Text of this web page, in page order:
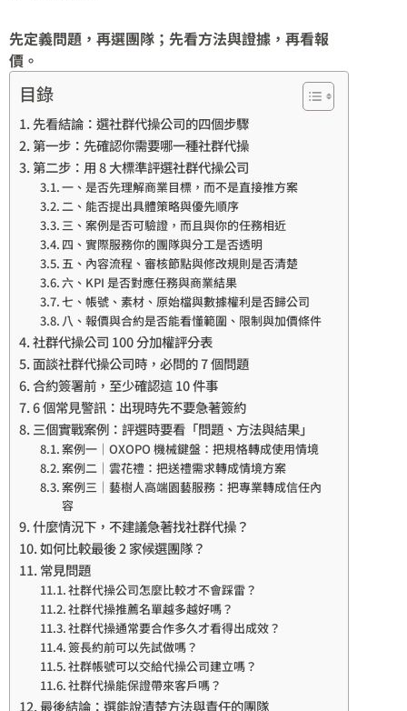
先定義問題，再選團隊；先看方法與證據，再看報
價。
目錄
先看結論：選社群代操公司的四個步驟
第一步：先確認你需要哪一種社群代操
第二步：用 8 大標準評選社群代操公司
一、是否先理解商業目標，而不是直接推方案
二、能否提出具體策略與優先順序
三、案例是否可驗證，而且與你的任務相近
四、實際服務你的團隊與分工是否透明
五、內容流程、審核節點與修改規則是否清楚
六、KPI 是否對應任務與商業結果
七、帳號、素材、原始檔與數據權利是否歸公司
八、報價與合約是否能看懂範圍、限制與加價條件
社群代操公司 100 分加權評分表
面談社群代操公司時，必問的 7 個問題
合約簽署前，至少確認這 10 件事
6 個常見警訊：出現時先不要急著簽約
三個實戰案例：評選時要看「問題、方法與結果」
案例一｜OXOPO 機械鍵盤：把規格轉成使用情境
案例二｜雲花禮：把送禮需求轉成情境方案
案例三｜藝樹人高端園藝服務：把專業轉成信任內
容
什麼情況下，不建議急著找社群代操？
如何比較最後 2 家候選團隊？
常見問題
社群代操公司怎麼比較才不會踩雷？
社群代操推薦名單越多越好嗎？
社群代操通常要合作多久才看得出成效？
簽長約前可以先試做嗎？
社群帳號可以交給代操公司建立嗎？
社群代操能保證帶來客戶嗎？
最後結論：選能說清楚方法與責任的團隊